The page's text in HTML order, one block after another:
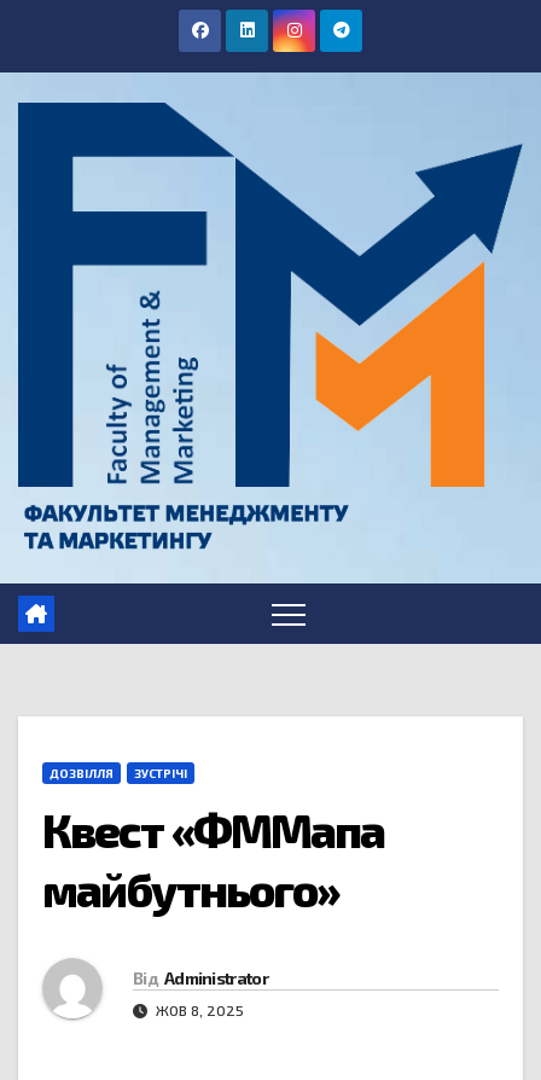
ДОЗВІЛЛЯ ЗУСТРІЧІ
Квест «ФММапа
майбутнього»
Від Administrator
ЖОВ 8, 2025